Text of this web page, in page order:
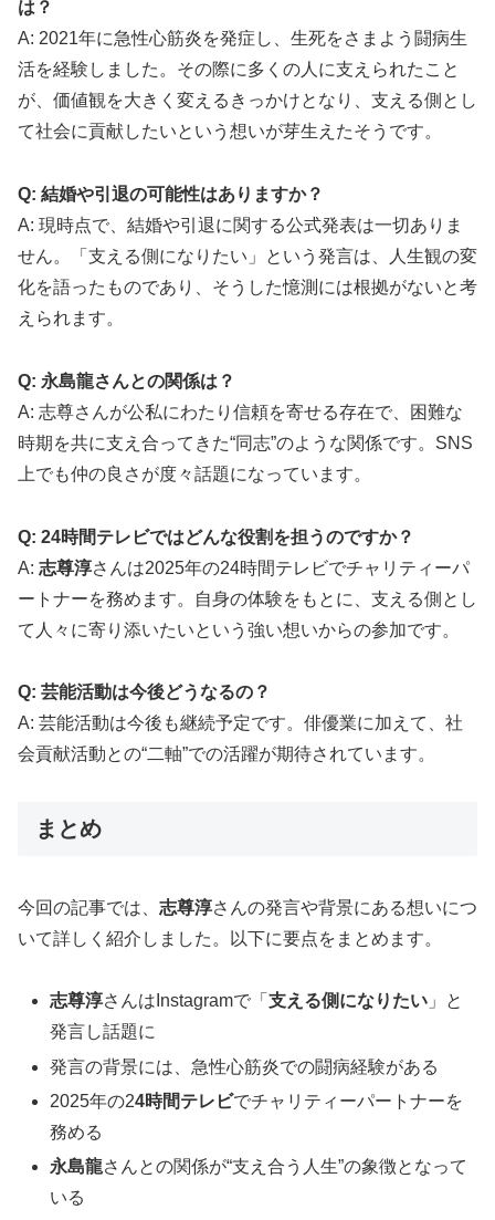
は？
A: 2021年に急性心筋炎を発症し、生死をさまよう闘病生
活を経験しました。その際に多くの人に支えられたこと
が、価値観を大きく変えるきっかけとなり、支える側とし
て社会に貢献したいという想いが芽生えたそうです。
Q: 結婚や引退の可能性はありますか？
A: 現時点で、結婚や引退に関する公式発表は一切ありま
せん。「支える側になりたい」という発言は、人生観の変
化を語ったものであり、そうした憶測には根拠がないと考
えられます。
Q: 永島龍さんとの関係は？
A: 志尊さんが公私にわたり信頼を寄せる存在で、困難な
時期を共に支え合ってきた“同志”のような関係です。SNS
上でも仲の良さが度々話題になっています。
Q: 24時間テレビではどんな役割を担うのですか？
A: 志尊淳さんは2025年の24時間テレビでチャリティーパ
ートナーを務めます。自身の体験をもとに、支える側とし
て人々に寄り添いたいという強い想いからの参加です。
Q: 芸能活動は今後どうなるの？
A: 芸能活動は今後も継続予定です。俳優業に加えて、社
会貢献活動との“二軸”での活躍が期待されています。
まとめ
今回の記事では、 志尊淳さんの発言や背景にある想いにつ
いて詳しく紹介しました。以下に要点をまとめます。
志尊淳さんはInstagramで「支える側になりたい 」と
発言し話題に
発言の背景には、急性心筋炎での闘病経験がある
2025年の24時間テレビでチャリティーパートナーを
務める
永島龍さんとの関係が“支え合う人生”の象徴となって
いる